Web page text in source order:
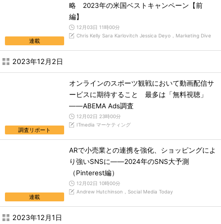
連載
略 2023年の米国ベストキャンペーン【前
編】
12月03日 11時00分
Chris Kelly Sara Karlovitch Jessica Deyo，Marketing Dive
2023年12月2日
調査リポート
オンラインのスポーツ観戦において動画配信サ
ービスに期待すること 最多は「無料視聴」
――ABEMA Ads調査
12月02日 23時00分
ITmedia マーケティング
連載
ARで小売業との連携を強化、ショッピングによ
り強いSNSに――2024年のSNS大予測
（Pinterest編）
12月02日 10時00分
Andrew Hutchinson，Social Media Today
2023年12月1日